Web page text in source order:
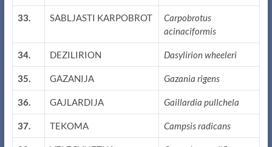
33. SABLJASTI KARPOBROT
Carpobrotus
acinaciformis
34. DEZILIRION Dasylirion wheeleri
35. GAZANIJA Gazania rigens
36. GAJLARDIJA Gaillardia pullchela
37. TEKOMA Campsis radicans